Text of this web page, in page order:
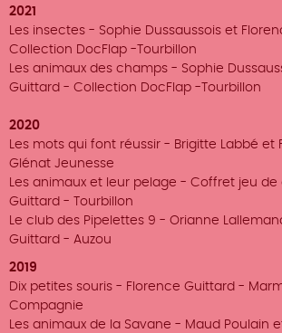
2021
Les insectes - Sophie Dussaussois et
Collection DocFlap -Tourbillon
Les animaux des champs - Sophie
Guittard - Collection DocFlap -Tourbillon
2020
Les mots qui font réussir - Brigitte Labbé et
Glénat Jeunesse
Les animaux et leur pelage - Coffret jeu
Guittard - Tourbillon
Le club des Pipelettes 9 - Orianne
Guittard - Auzou
2019
Dix petites souris - Florence Guittard -
Compagnie
Les animaux de la Savane - Maud Poulain